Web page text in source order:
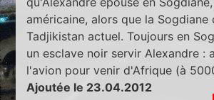
américaine, alors que la Sogdiane
Tadjikistan actuel. Toujours en
un esclave noir servir Alexandre :
l'avion pour venir d'Afrique (à
Ajoutée le 23.04.2012